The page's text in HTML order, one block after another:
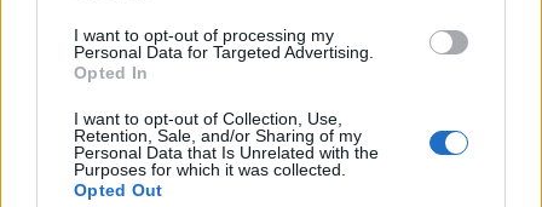
I want to opt-out of processing my
Personal Data for Targeted Advertising.
Opted In
I want to opt-out of Collection, Use,
Retention, Sale, and/or Sharing of my
Personal Data that Is Unrelated with the
Purposes for which it was collected.
Opted Out
Címkék:budapest legmagasabb ráday mihály pecz samu
Ajánlott bejegyzések: